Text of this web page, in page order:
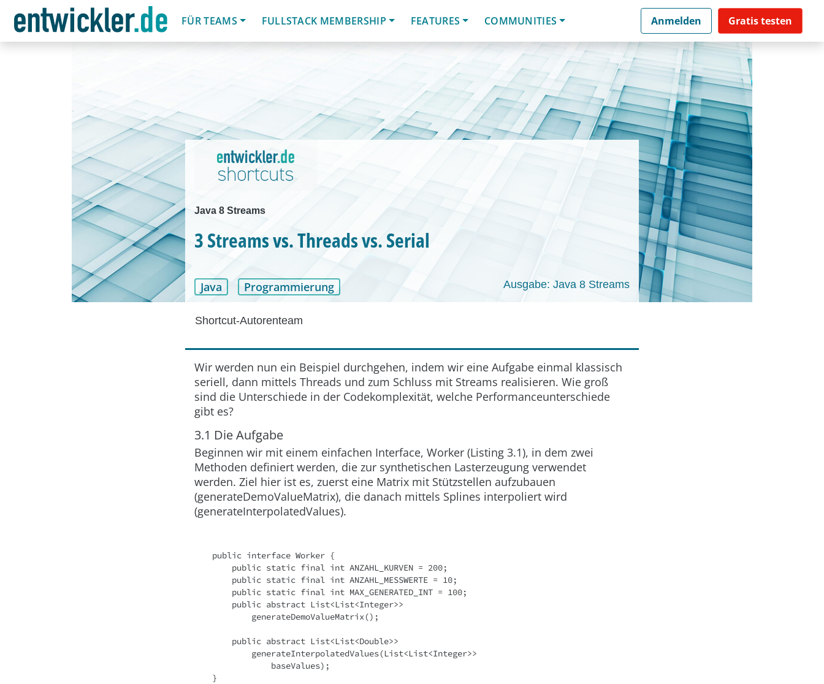
FÜR TEAMS
FULLSTACK MEMBERSHIP FEATURES COMMUNITIES Anmelden Gratis testen
Java 8 Streams
3 Streams vs. Threads vs. Serial
Java Programmierung Ausgabe: Java 8 Streams
Shortcut-Autorenteam
Wir werden nun ein Beispiel durchgehen, indem wir eine Aufgabe einmal klassisch
seriell, dann mittels Threads und zum Schluss mit Streams realisieren. Wie groß
sind die Unterschiede in der Codekomplexität, welche Performanceunterschiede
gibt es?
3.1 Die Aufgabe
Beginnen wir mit einem einfachen Interface, Worker (Listing 3.1), in dem zwei
Methoden definiert werden, die zur synthetischen Lasterzeugung verwendet
werden. Ziel hier ist es, zuerst eine Matrix mit Stützstellen aufzubauen
(generateDemoValueMatrix), die danach mittels Splines interpoliert wird
(generateInterpolatedValues).
public interface Worker {
    public static final int ANZAHL_KURVEN = 200;
    public static final int ANZAHL_MESSWERTE = 10;
    public static final int MAX_GENERATED_INT = 100;
    public abstract List<List<Integer>>
        generateDemoValueMatrix();
    public abstract List<List<Double>>
        generateInterpolatedValues(List<List<Integer>>
            baseValues);
}